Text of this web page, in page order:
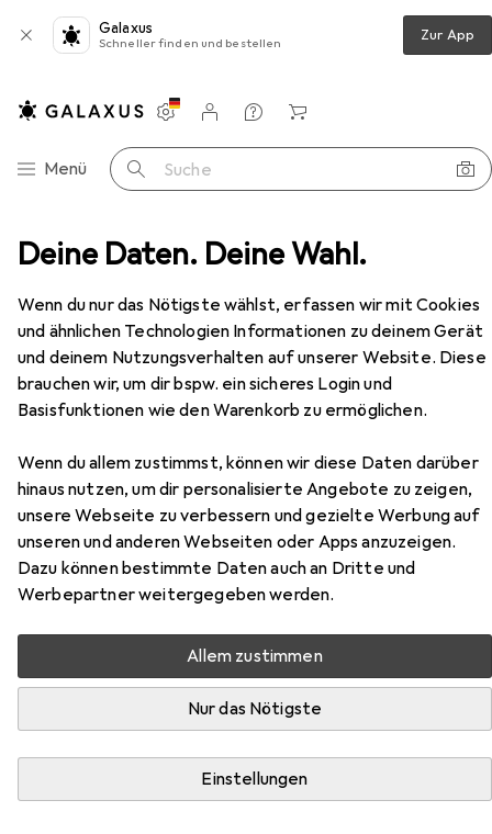
Deine Daten. Deine Wahl.
Wenn du nur das Nötigste wählst, erfassen wir mit Cookies
und ähnlichen Technologien Informationen zu deinem Gerät
und deinem Nutzungsverhalten auf unserer Website. Diese
brauchen wir, um dir bspw. ein sicheres Login und
Basisfunktionen wie den Warenkorb zu ermöglichen.
Wenn du allem zustimmst, können wir diese Daten darüber
hinaus nutzen, um dir personalisierte Angebote zu zeigen,
unsere Webseite zu verbessern und gezielte Werbung auf
unseren und anderen Webseiten oder Apps anzuzeigen.
Dazu können bestimmte Daten auch an Dritte und
Werbepartner weitergegeben werden.
Allem zustimmen
Nur das Nötigste
Einstellungen
Galaxus
Schneller finden und bestellen Zur App
Navigation nach Kategorien
Menü Suche
Einstellungen
Kundenkonto
Vergleichslisten
Merklisten
Warenkorb
Tastatur Conceptronic KRONIC01DE
ConceptronicKRONIC01DE
DE, Kabelgebunden
Zubehör für Conceptronic
KRONIC01DE
Hier findest du passendes Zubehör zum Produkt
Conceptronic KRONIC01DE aus den Kategorien Reinigung
PC + Peripherie, Gaming Headset und Mausmatte.
Reinigung PC + Peripherie